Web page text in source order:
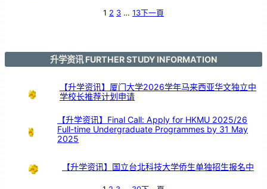
1 2 3 … 13下一頁
升学资讯 FURTHER STUDY INFORMATION
【升学资讯】厦门大学2026学年马来西亚华文独立中
学校长推荐计划申请
【升学资讯】Final Call: Apply for HKMU 2025/26
Full-time Undergraduate Programmes by 31 May
2025
【升学资讯】国立台北科技大学侨生单独招生报名中